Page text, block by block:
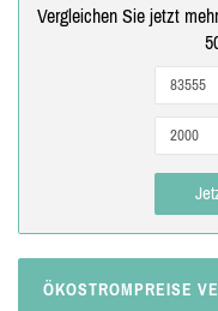
Vergleichen Sie jetzt
ÖKOSTROMPREISE